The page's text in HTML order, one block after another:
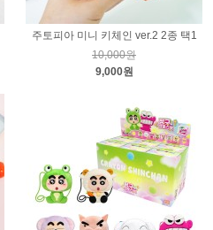
주토피아 미니 키체인 ver.2 2종 택1
10,000원
9,000원